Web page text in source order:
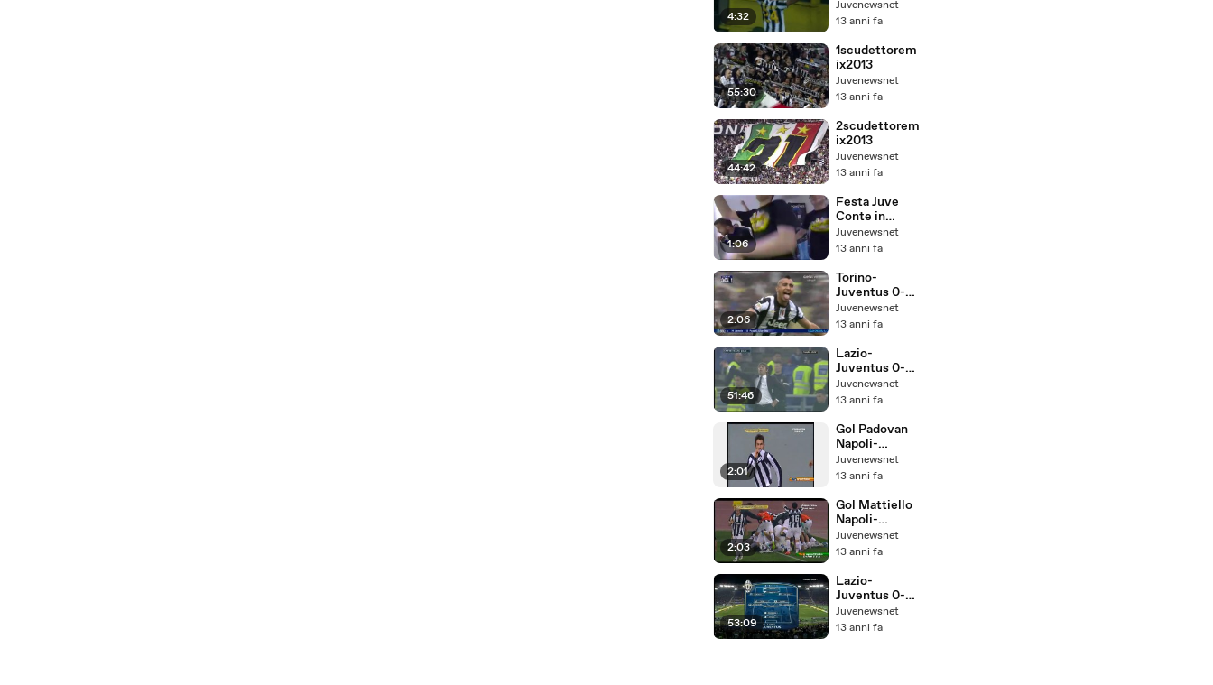
4:32
Giaccherini
con la
(2011-2013)
Juvenewsnet
13 anni fa
55:30
1scudettorem
ix2013
Juvenewsnet
13 anni fa
44:42
2scudettorem
ix2013
Juvenewsnet
13 anni fa
1:06
Festa Juve
Conte in
mutande nella
vasca
Juvenewsnet
13 anni fa
2:06
Torino-
Juventus 0-2
Highlights
28/4/2013
Juvenewsnet
13 anni fa
51:46
Lazio-
Juventus 0-2
(Secondo
Tempo)
Juvenewsnet
13 anni fa
2:01
Gol Padovan
Napoli-
Juventus 1-2
Finale Coppa
Primavera
2013
Juvenewsnet
13 anni fa
2:03
Gol Mattiello
Napoli-
Juventus 1-2
Finale Coppa
Primavera
2013
Juvenewsnet
13 anni fa
53:09
Lazio-
Juventus 0-2
(Primo
Tempo)
Juvenewsnet
13 anni fa